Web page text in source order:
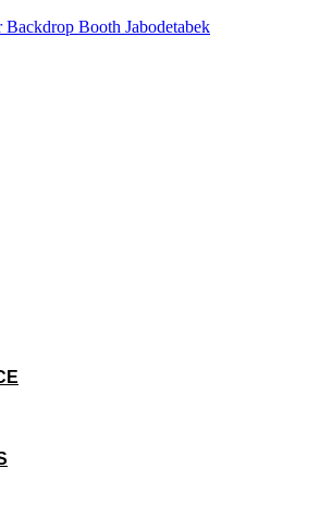
Backdrop Booth Jabodetabek